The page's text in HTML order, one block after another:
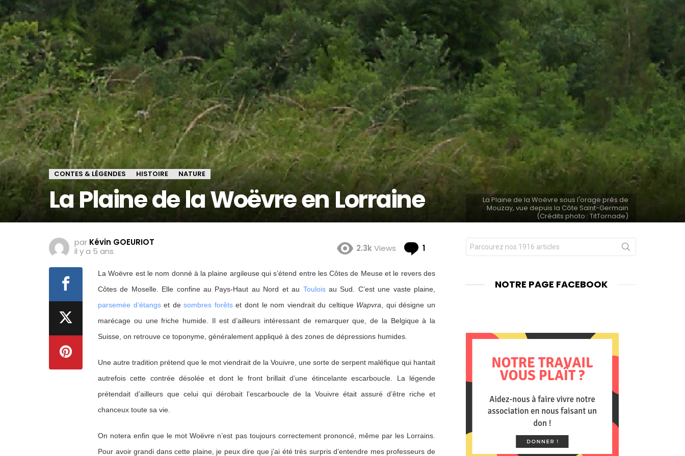
CONTES & LÉGENDES HISTOIRE NATURE
La Plaine de la Woëvre en Lorraine
La Plaine de la Woëvre sous l'orage près de
Mouzay, vue depuis la Côte Saint-Germain
(Crédits photo : TitTornade)
par Kévin GOEURIOT
il y a 5 ans
2.3kViews 1
La Woëvre est le nom donné à la plaine argileuse qui s’étend entre les Côtes de Meuse et le revers des
Côtes de Moselle. Elle confine au Pays-Haut au Nord et au Touloisau Sud. C’est une vaste plaine,
parsemée d’étangset desombres forêtset dont le nom viendrait du celtique Wapvra, qui désigne un
marécage ou une friche humide. Il est d’ailleurs intéressant de remarquer que, de la Belgique à la
Suisse, on retrouve ce toponyme, généralement appliqué à des zones de dépressions humides.
Une autre tradition prétend que le mot viendrait de la Vouivre, une sorte de serpent maléfique qui hantait
autrefois cette contrée désolée et dont le front brillait d’une étincelante escarboucle. La légende
prétendait d’ailleurs que celui qui dérobait l’escarboucle de la Vouivre était assuré d’être riche et
chanceux toute sa vie.
On notera enfin que le mot Woëvre n’est pas toujours correctement prononcé, même par les Lorrains.
Pour avoir grandi dans cette plaine, je peux dire que j’ai été très surpris d’entendre mes professeurs de
Chercher
pour
NOTRE PAGE FACEBOOK